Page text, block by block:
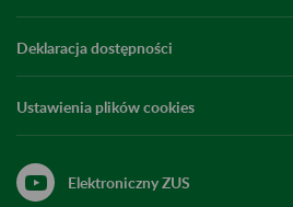
Deklaracja dostępności
Ustawienia plików cookies
Elektroniczny ZUS